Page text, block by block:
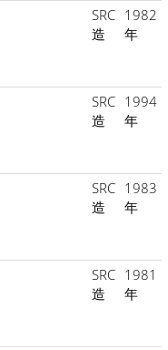
SRC
造
1982
年
SRC
造
1994
年
SRC
造
1983
年
SRC
造
1981
年